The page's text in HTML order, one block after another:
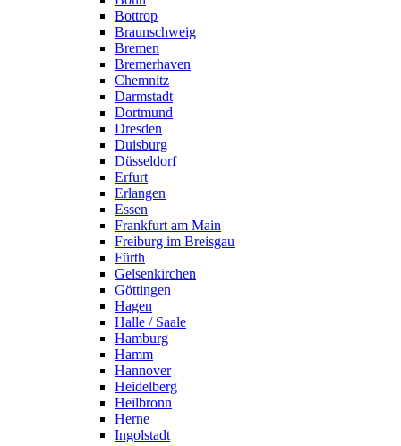
Bottrop
Braunschweig
Bremen
Bremerhaven
Chemnitz
Darmstadt
Dortmund
Dresden
Duisburg
Düsseldorf
Erfurt
Erlangen
Essen
Frankfurt am Main
Freiburg im Breisgau
Fürth
Gelsenkirchen
Göttingen
Hagen
Halle / Saale
Hamburg
Hamm
Hannover
Heidelberg
Heilbronn
Herne
Ingolstadt